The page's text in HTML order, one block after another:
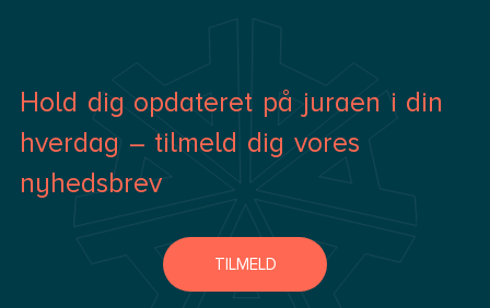
Hold dig opdateret på juraen i din
hverdag – tilmeld dig vores
nyhedsbrev
TILMELD